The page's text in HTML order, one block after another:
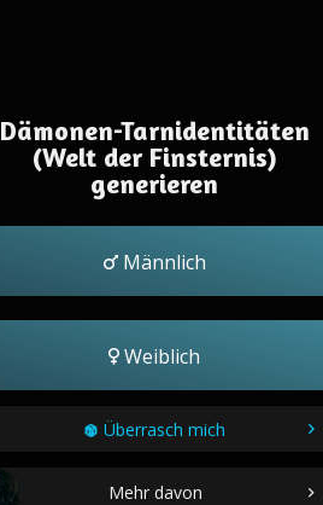
Dämonen-Tarnidentitäten
(Welt der Finsternis)
generieren
Männlich
Weiblich
Überrasch mich
Mehr davon